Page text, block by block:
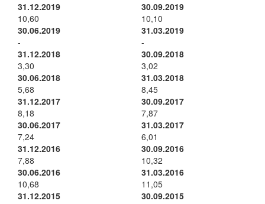
31.12.2019
10,60
30.09.2019
10,10
30.06.2019
-
31.03.2019
-
31.12.2018
3,30
30.09.2018
3,02
30.06.2018
5,68
31.03.2018
8,45
31.12.2017
8,18
30.09.2017
7,87
30.06.2017
7,24
31.03.2017
6,01
31.12.2016
7,88
30.09.2016
10,32
30.06.2016
10,68
31.03.2016
11,05
31.12.2015
30.09.2015